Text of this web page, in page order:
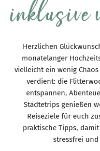
inklusive
Herzlichen
monatelanger
vielleicht ein wenig
verdient: die
entspannen,
Städtetrips genießen
Reiseziele für euch
praktische Tipps,
stressfrei